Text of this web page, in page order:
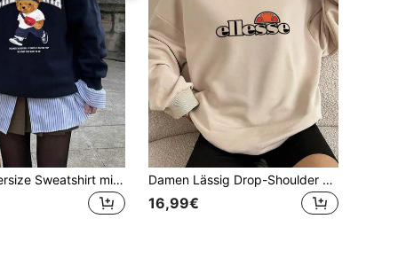
Damen Oversize Sweatshirt mit California Bär Grafik, Rundhalsausschnitt, Langarm für den Frühling Damen Lässig Drop-Shoulder Crew Neck Langarm Pullover Sweatshirt, warmes Strickgewebe
16,99€